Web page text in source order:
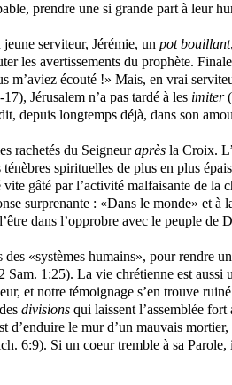
prendre une si grande part à leur
serviteur, Jérémie, un pot bouillant
les avertissements du prophète.
m’aviez écouté !» Mais, en vrai
Jérusalem n’a pas tardé à les imiter
depuis longtemps déjà, dans son
rachetés du Seigneuraprèsla Croix.
spirituelles de plus en plus
vite gâté par l’activité malfaisante de la
surprenante : «Dans le monde» et
dans l’opprobre avec le peuple de
«systèmes humains», pour rendre
1:25). La vie chrétienne est aussi
et notre témoignage s’en trouve
divisionsqui laissent l’assemblée
le mur d’un mauvais
6:9). Si un coeur tremble à sa Parole,